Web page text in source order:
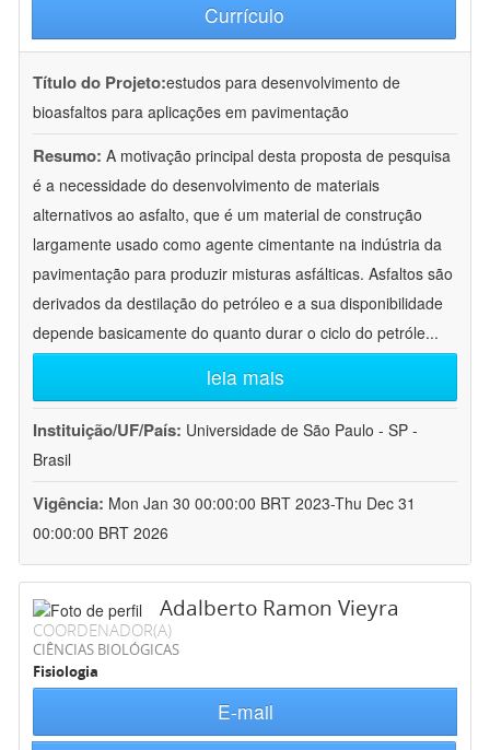
Currículo
Título do Projeto:estudos para desenvolvimento de
bioasfaltos para aplicações em pavimentação
Resumo: A motivação principal desta proposta de pesquisa
é a necessidade do desenvolvimento de materiais
alternativos ao asfalto, que é um material de construção
largamente usado como agente cimentante na indústria da
pavimentação para produzir misturas asfálticas. Asfaltos são
derivados da destilação do petróleo e a sua disponibilidade
depende basicamente do quanto durar o ciclo do petróle...
leia mais
Instituição/UF/País: Universidade de São Paulo - SP -
Brasil
Vigência: Mon Jan 30 00:00:00 BRT 2023-Thu Dec 31
00:00:00 BRT 2026
Adalberto Ramon Vieyra
COORDENADOR(A)
CIÊNCIAS BIOLÓGICAS
Fisiologia
E-mail